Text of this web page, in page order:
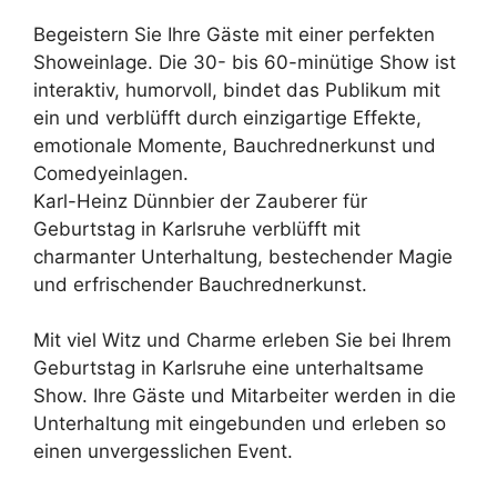
Begeistern Sie Ihre Gäste mit einer perfekten
Showeinlage. Die 30- bis 60-minütige Show ist
interaktiv, humorvoll, bindet das Publikum mit
ein und verblüfft durch einzigartige Effekte,
emotionale Momente, Bauchrednerkunst und
Comedyeinlagen.
Karl-Heinz Dünnbier der Zauberer für
Geburtstag in Karlsruhe verblüfft mit
charmanter Unterhaltung, bestechender Magie
und erfrischender Bauchrednerkunst.
Mit viel Witz und Charme erleben Sie bei Ihrem
Geburtstag in Karlsruhe eine unterhaltsame
Show. Ihre Gäste und Mitarbeiter werden in die
Unterhaltung mit eingebunden und erleben so
einen unvergesslichen Event.